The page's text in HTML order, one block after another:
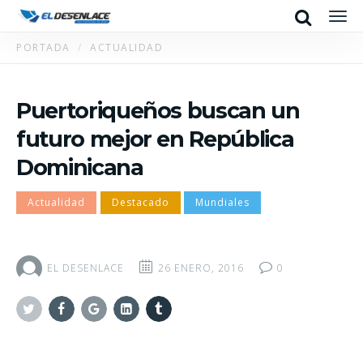
Search
PORTADA ACTUALIDAD
Puertoriqueños buscan un
futuro mejor en República
Dominicana
Actualidad Destacado Mundiales
EL DESENLACE 26 ENERO, 2016 0